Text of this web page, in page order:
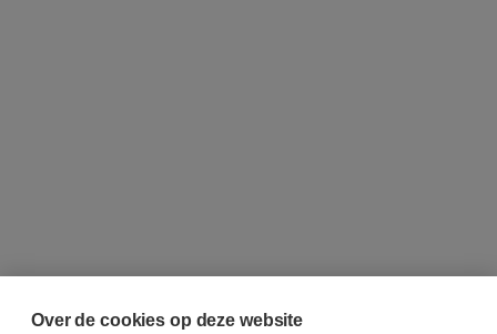
Over de cookies op deze website